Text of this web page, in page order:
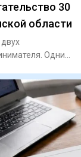
30
области
Одним